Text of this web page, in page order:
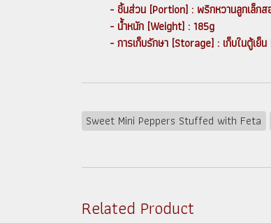
- ชิ้นส่วน [Portion] : พริกหวานลูกเล็ก
- น้ำหนัก [Weight] : 185g
- การเก็บรักษา [Storage] : เก็บในตู้เ
Sweet Mini Peppers Stuffed with Feta
Related Product